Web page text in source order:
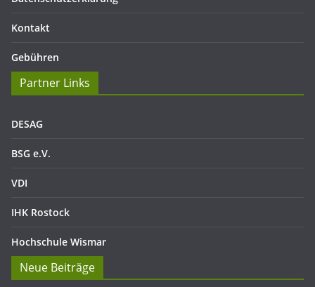
Kontakt
Gebühren
Partner Links
DESAG
BSG e.V.
VDI
IHK Rostock
Hochschule Wismar
Neue Beiträge